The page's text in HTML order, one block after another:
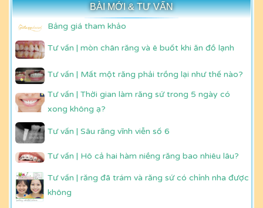
BÀI MỚI & TƯ VẤN
Bảng giá tham khảo
Tư vấn | mòn chân răng và ê buốt khi ăn đồ lạnh
Tư vấn | Mất một răng phải trồng lại như thế nào?
Tư vấn | Thời gian làm răng sứ trong 5 ngày có
xong không ạ?
Tư vấn | Sâu răng vĩnh viễn số 6
Tư vấn | Hô cả hai hàm niềng răng bao nhiêu lâu?
Tư vấn | răng đã trám và răng sứ có chỉnh nha được
không